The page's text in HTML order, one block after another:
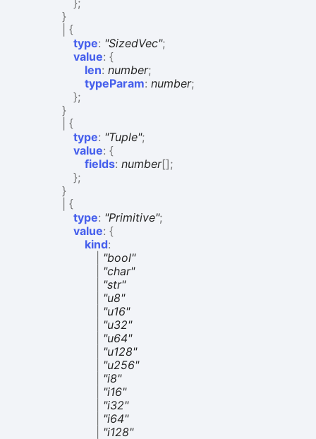
};
}
{
type: "SizedVec";
value: {
len: number;
typeParam: number;
};
}
{
type: "Tuple";
value: {
fields: number[];
};
}
{
type: "Primitive";
value: {
kind:
"bool"
"char"
"str"
"u8"
"u16"
"u32"
"u64"
"u128"
"u256"
"i8"
"i16"
"i32"
"i64"
"i128"